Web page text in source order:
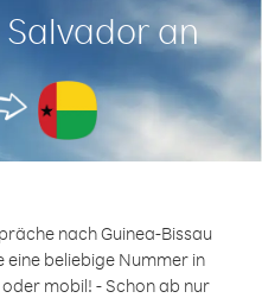
Salvador an
nach Guinea-Bissau
eine beliebige Nummer in
mobil! - Schon ab nur